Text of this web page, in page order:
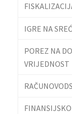
IGRE NA
POREZ NA
VRIJEDNOST